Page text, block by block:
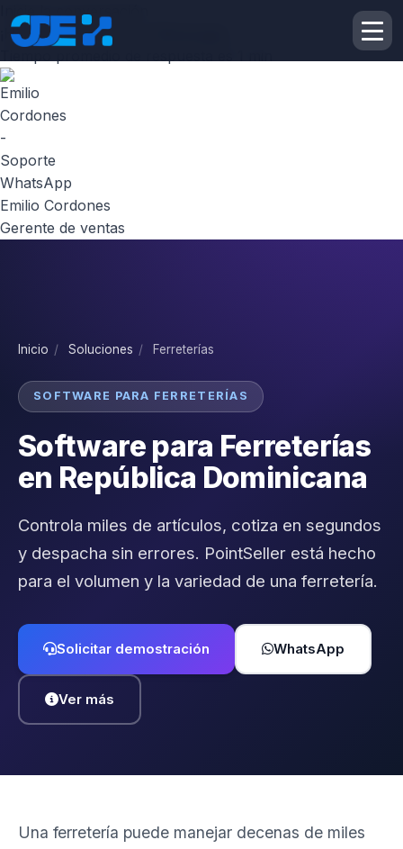
Inicie la conversación
¡Hola! Escribenos por
Emilio Cordones
Gerente de ventas
Inicio / Soluciones / Ferreterías
SOFTWARE PARA FERRETERÍAS
Software para Ferreterías
en República Dominicana
Controla miles de artículos, cotiza en segundos
y despacha sin errores. PointSeller está hecho
para el volumen y la variedad de una ferretería.
Solicitar demostración WhatsApp
Ver más
Una ferretería puede manejar decenas de miles